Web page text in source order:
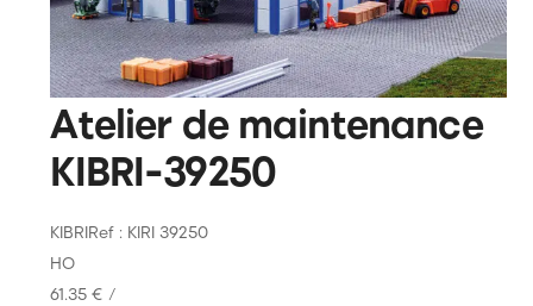
Atelier de maintenance
KIBRI-39250
KIBRIRef : KIRI 39250
HO
61.35 € /